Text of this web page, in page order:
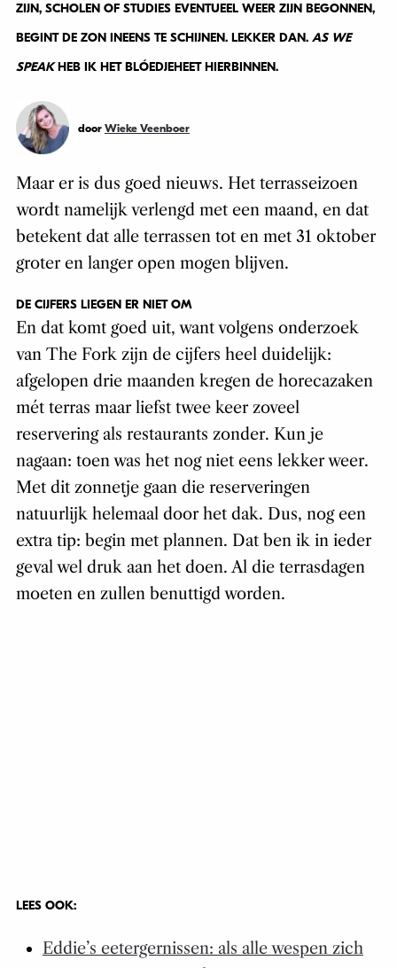
ZIJN, SCHOLEN OF STUDIES EVENTUEEL WEER ZIJN BEGONNEN,
BEGINT DE ZON INEENS TE SCHIJNEN. LEKKER DAN. AS WE
SPEAKHEB IK HET BLÓEDJEHEET HIERBINNEN.
door Wieke Veenboer
Maar er is dus goed nieuws. Het terrasseizoen
wordt namelijk verlengd met een maand, en dat
betekent dat alle terrassen tot en met 31 oktober
groter en langer open mogen blijven.
DE CIJFERS LIEGEN ER NIET OM
En dat komt goed uit, want volgens onderzoek
van The Fork zijn de cijfers heel duidelijk:
afgelopen drie maanden kregen de horecazaken
mét terras maar liefst twee keer zoveel
reservering als restaurants zonder. Kun je
nagaan: toen was het nog niet eens lekker weer.
Met dit zonnetje gaan die reserveringen
natuurlijk helemaal door het dak. Dus, nog een
extra tip: begin met plannen. Dat ben ik in ieder
geval wel druk aan het doen. Al die terrasdagen
moeten en zullen benuttigd worden.
LEES OOK:
Eddie’s eetergernissen: als alle wespen zich